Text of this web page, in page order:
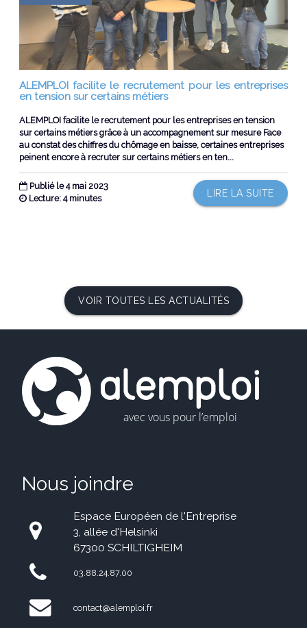
ALEMPLOI facilite le recrutement pour les entreprises
en tension sur certains métiers
ALEMPLOI facilite le recrutement pour les entreprises en tension
sur certains métiers grâce à un accompagnement sur mesure Face
au constat des chiffres du chômage en baisse, certaines entreprises
peinent encore à recruter sur certains métiers en ten...
Publié le 4 mai 2023
LIRE LA SUITE
Lecture: 4 minutes
VOIR TOUTES LES ACTUALITÉS
Nous joindre
Espace Européen de l'Entreprise
3, allée d'Helsinki
67300 SCHILTIGHEIM
03.88.24.87.00
contact@alemploi.fr